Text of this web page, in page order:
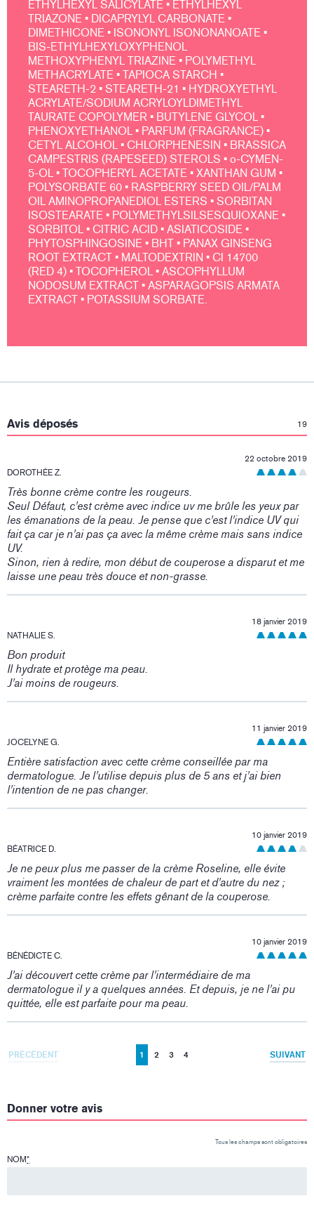
ETHYLHEXYL SALICYLATE • ETHYLHEXYL
TRIAZONE • DICAPRYLYL CARBONATE •
DIMETHICONE • ISONONYL ISONONANOATE •
BIS-ETHYLHEXYLOXYPHENOL
METHOXYPHENYL TRIAZINE • POLYMETHYL
METHACRYLATE • TAPIOCA STARCH •
STEARETH-2 • STEARETH-21 • HYDROXYETHYL
ACRYLATE/SODIUM ACRYLOYLDIMETHYL
TAURATE COPOLYMER • BUTYLENE GLYCOL •
PHENOXYETHANOL • PARFUM (FRAGRANCE) •
CETYL ALCOHOL • CHLORPHENESIN • BRASSICA
CAMPESTRIS (RAPESEED) STEROLS • o-CYMEN-
5-OL • TOCOPHERYL ACETATE • XANTHAN GUM •
POLYSORBATE 60 • RASPBERRY SEED OIL/PALM
OIL AMINOPROPANEDIOL ESTERS • SORBITAN
ISOSTEARATE • POLYMETHYLSILSESQUIOXANE •
SORBITOL • CITRIC ACID • ASIATICOSIDE •
PHYTOSPHINGOSINE • BHT • PANAX GINSENG
ROOT EXTRACT • MALTODEXTRIN • CI 14700
(RED 4) • TOCOPHEROL • ASCOPHYLLUM
NODOSUM EXTRACT • ASPARAGOPSIS ARMATA
EXTRACT • POTASSIUM SORBATE.
Avis déposés: 19
DOROTHÉE Z.
22 octobre 2019
Très bonne crème contre les rougeurs.
Seul Défaut, c'est crème avec indice uv me brûle les yeux par
les émanations de la peau. Je pense que c'est l'indice UV qui
fait ça car je n'ai pas ça avec la même crème mais sans indice
UV.
Sinon, rien à redire, mon début de couperose a disparut et me
laisse une peau très douce et non-grasse.
NATHALIE S.
18 janvier 2019
Bon produit
Il hydrate et protège ma peau.
J'ai moins de rougeurs.
JOCELYNE G.
11 janvier 2019
Entière satisfaction avec cette crème conseillée par ma
dermatologue. Je l'utilise depuis plus de 5 ans et j'ai bien
l'intention de ne pas changer.
BÉATRICE D.
10 janvier 2019
Je ne peux plus me passer de la crème Roseline, elle évite
vraiment les montées de chaleur de part et d'autre du nez ;
crème parfaite contre les effets gênant de la couperose.
BÉNÉDICTE C.
10 janvier 2019
J'ai découvert cette crème par l'intermédiaire de ma
dermatologue il y a quelques années. Et depuis, je ne l'ai pu
quittée, elle est parfaite pour ma peau.
PRÉCÉDENT 1 2 3 4 SUIVANT
Donner votre avis
Tous les champs sont obligatoires
NOM*